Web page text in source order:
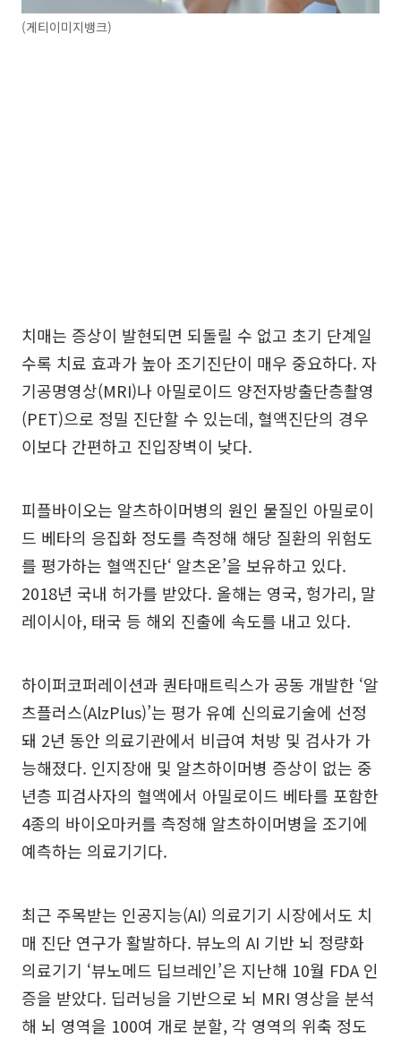
(게티이미지뱅크)
치매는 증상이 발현되면 되돌릴 수 없고 초기 단계일
수록 치료 효과가 높아 조기진단이 매우 중요하다. 자
기공명영상(MRI)나 아밀로이드 양전자방출단층촬영
(PET)으로 정밀 진단할 수 있는데, 혈액진단의 경우
이보다 간편하고 진입장벽이 낮다.
피플바이오는 알츠하이머병의 원인 물질인 아밀로이
드 베타의 응집화 정도를 측정해 해당 질환의 위험도
를 평가하는 혈액진단‘ 알츠온’을 보유하고 있다.
2018년 국내 허가를 받았다. 올해는 영국, 헝가리, 말
레이시아, 태국 등 해외 진출에 속도를 내고 있다.
하이퍼코퍼레이션과 퀀타매트릭스가 공동 개발한 ‘알
츠플러스(AlzPlus)’는 평가 유예 신의료기술에 선정
돼 2년 동안 의료기관에서 비급여 처방 및 검사가 가
능해졌다. 인지장애 및 알츠하이머병 증상이 없는 중
년층 피검사자의 혈액에서 아밀로이드 베타를 포함한
4종의 바이오마커를 측정해 알츠하이머병을 조기에
예측하는 의료기기다.
최근 주목받는 인공지능(AI) 의료기기 시장에서도 치
매 진단 연구가 활발하다. 뷰노의 AI 기반 뇌 정량화
의료기기 ‘뷰노메드 딥브레인’은 지난해 10월 FDA 인
증을 받았다. 딥러닝을 기반으로 뇌 MRI 영상을 분석
해 뇌 영역을 100여 개로 분할, 각 영역의 위축 정도